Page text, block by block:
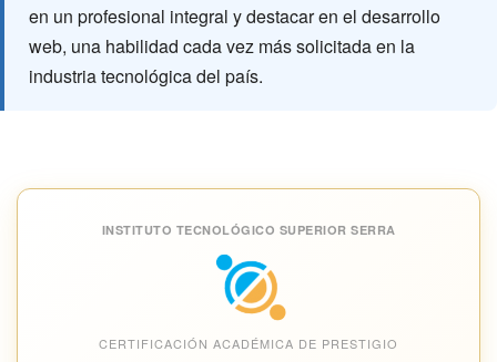
en un profesional integral y destacar en el desarrollo
web, una habilidad cada vez más solicitada en la
industria tecnológica del país.
INSTITUTO TECNOLÓGICO SUPERIOR SERRA
CERTIFICACIÓN ACADÉMICA DE PRESTIGIO